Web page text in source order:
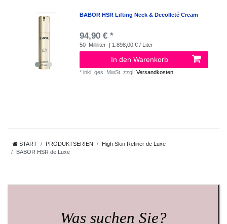
BABOR HSR Lifting Neck & Decolleté Cream
94,90 € *
50 Milliliter | 1.898,00 € / Liter
In den Warenkorb
*inkl. ges. MwSt. zzgl.Versandkosten
START PRODUKTSERIEN
High Skin Refiner de Luxe
BABOR HSR de Luxe
Was suchen Sie?